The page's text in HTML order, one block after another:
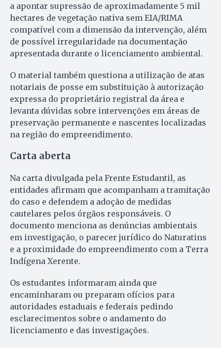
a apontar supressão de aproximadamente 5 mil
hectares de vegetação nativa sem EIA/RIMA
compatível com a dimensão da intervenção, além
de possível irregularidade na documentação
apresentada durante o licenciamento ambiental.
O material também questiona a utilização de atas
notariais de posse em substituição à autorização
expressa do proprietário registral da área e
levanta dúvidas sobre intervenções em áreas de
preservação permanente e nascentes localizadas
na região do empreendimento.
Carta aberta
Na carta divulgada pela Frente Estudantil, as
entidades afirmam que acompanham a tramitação
do caso e defendem a adoção de medidas
cautelares pelos órgãos responsáveis. O
documento menciona as denúncias ambientais
em investigação, o parecer jurídico do Naturatins
e a proximidade do empreendimento com a Terra
Indígena Xerente.
Os estudantes informaram ainda que
encaminharam ou preparam ofícios para
autoridades estaduais e federais pedindo
esclarecimentos sobre o andamento do
licenciamento e das investigações.